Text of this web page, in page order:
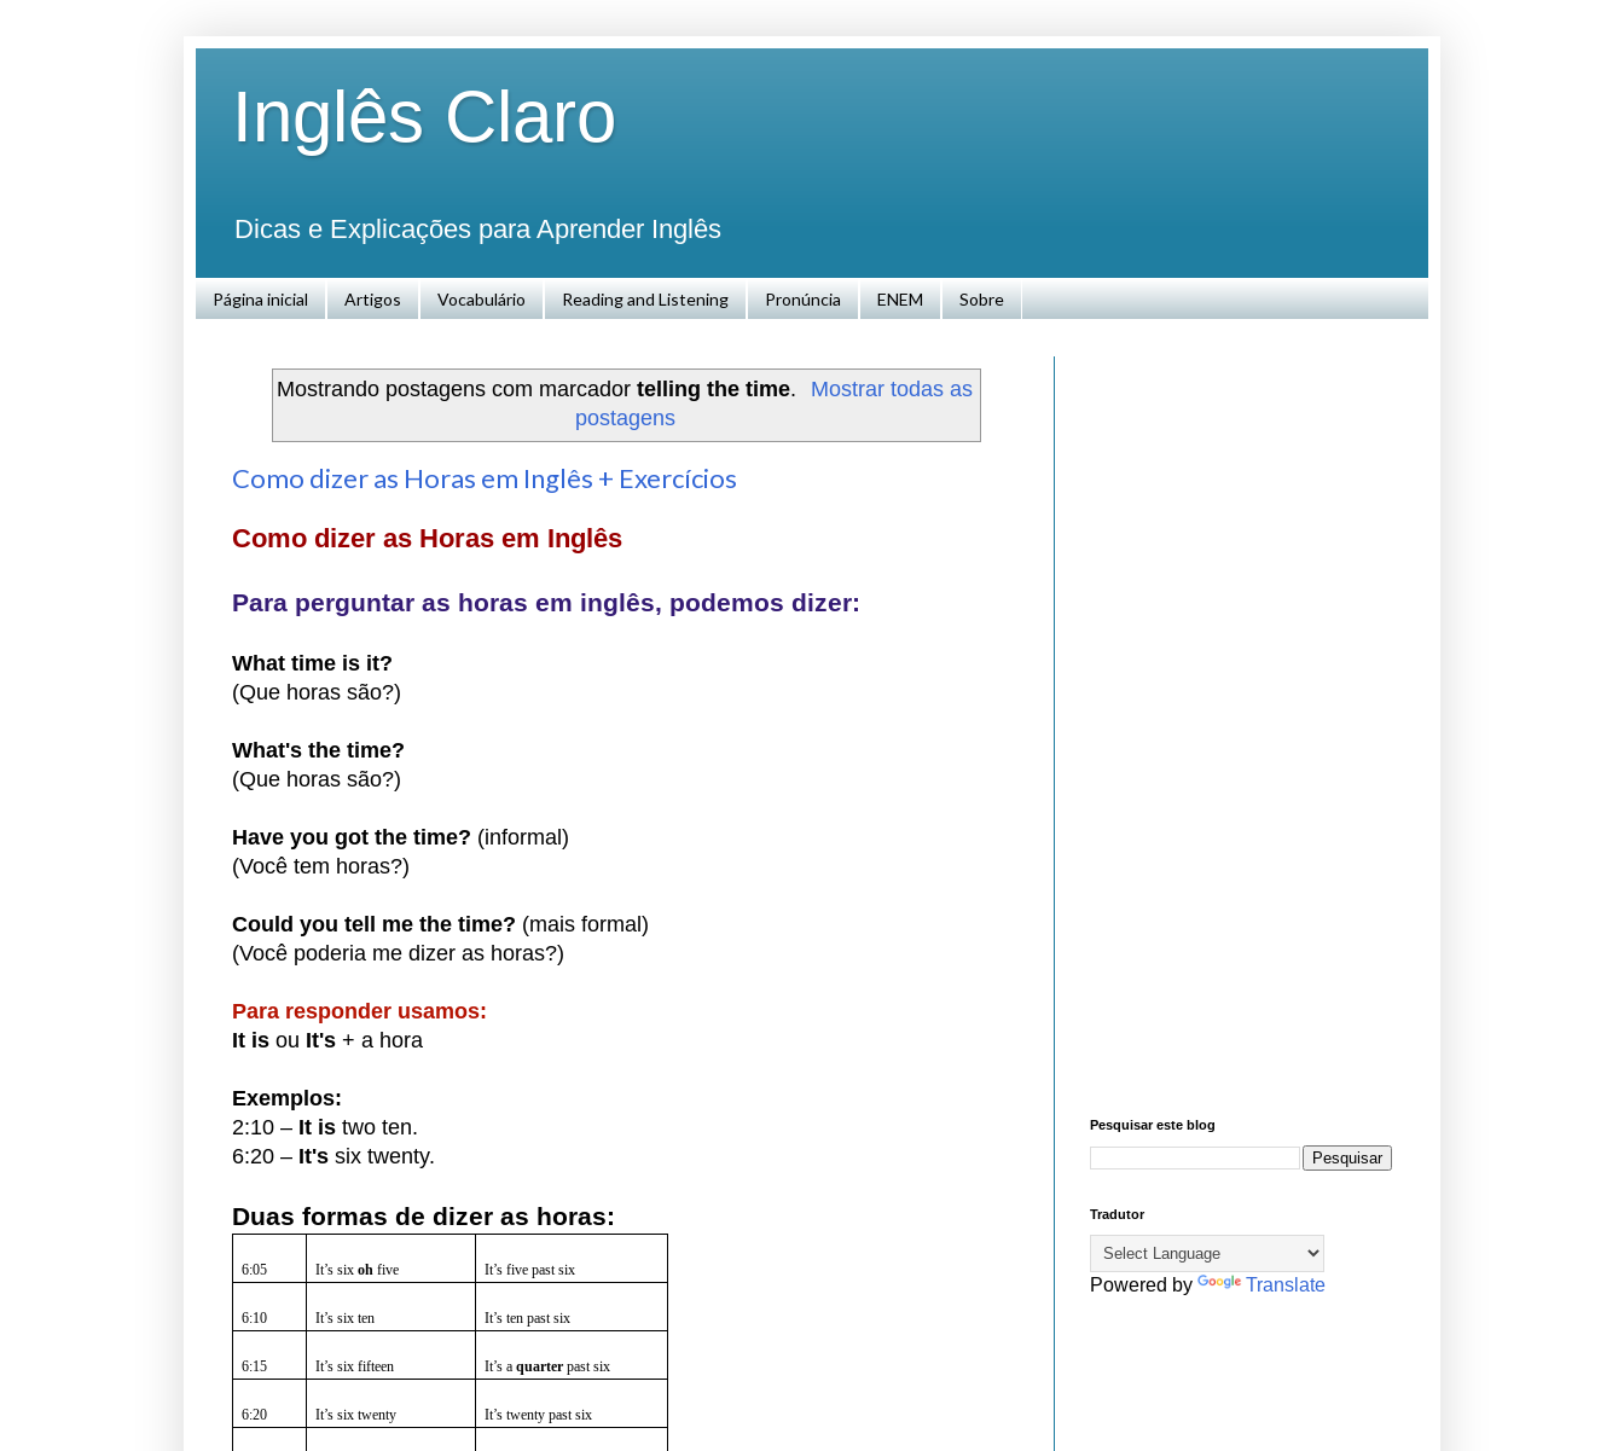
Inglês Claro
Dicas e Explicações para Aprender Inglês
Página inicial Artigos Vocabulário Reading and Listening Pronúncia ENEM Sobre
Mostrando postagens com marcador telling the time.
Mostrar todas as
postagens
Como dizer as Horas em Inglês + Exercícios
Como dizer as Horas em Inglês
Para perguntar as horas em inglês, podemos dizer:
What time is it?
(Que horas são?)
What's the time?
(Que horas são?)
Have you got the time? (informal)
(Você tem horas?)
Could you tell me the time? (mais formal)
(Você poderia me dizer as horas?)
Para responder usamos:
It is ou It's + a hora
Exemplos:
2:10 – It is two ten.
6:20 – It's six twenty.
Duas formas de dizer as horas:
6:05 It’s sixoh five It’s five past six
6:10 It’s six ten It’s ten past six
6:15 It’s six fifteen It’s aquarter past six
6:20 It’s six twenty It’s twenty past six
Pesquisar este blog
Tradutor
Powered by Translate